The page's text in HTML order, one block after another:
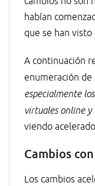
habían
que se han
A continuación
enumeración de
especialmente
virtuales online
viendo
Cambios
Los cambios